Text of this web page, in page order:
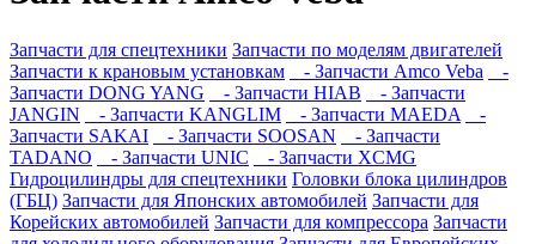
Запчасти для спецтехники Запчасти по моделям двигателей
Запчасти к крановым установкам
- Запчасти Amco Veba
-
Запчасти DONG YANG
- Запчасти HIAB
- Запчасти
JANGIN
- Запчасти KANGLIM - Запчасти MAEDA
-
Запчасти SAKAI
- Запчасти SOOSAN
- Запчасти
TADANO
- Запчасти UNIC
- Запчасти XCMG
Гидроцилиндры для спецтехники Головки блока цилиндров
(ГБЦ) Запчасти для Японских автомобилей Запчасти для
Корейских автомобилей Запчасти для компрессора Запчасти